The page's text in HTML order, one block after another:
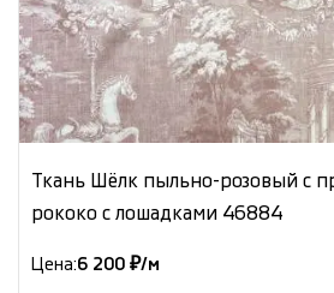
Ткань Шёлк пыльно-розовый с
рококо с лошадками 46884
Цена:6 200 ₽/м